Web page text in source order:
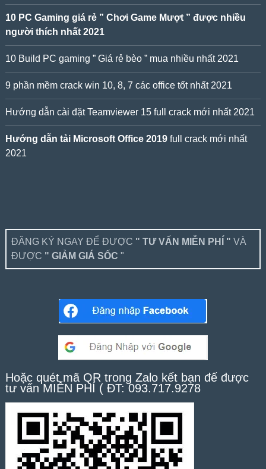
10 PC Gaming giá rẻ ” Chơi Game Mượt ” được nhiều
người thích nhất 2021
10 Build PC gaming ” Giá rẻ bèo ” mua nhiều nhất 2021
9 phần mềm crack win 10, 8, 7 các office tốt nhất 2021
Hướng dẫn cài đặt Teamviewer 15 full crack mới nhất 2021
Hướng dẫn tải Microsoft Office 2019full crack mới nhất
2021
ĐĂNG KÝ NGAY ĐỂ ĐƯỢC " TƯ VẤN MIỄN PHÍ " VÀ
ĐƯỢC " GIẢM GIÁ SỐC "
Hoặc quét mã QR trong Zalo kết bạn để được
tư vấn MIỄN PHÍ ( ĐT: 093.717.9278